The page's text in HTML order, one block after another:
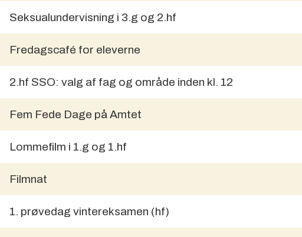
Seksualundervisning i 3.g og 2.hf
Fredagscafé for eleverne
2.hf SSO: valg af fag og område inden kl. 12
Fem Fede Dage på Amtet
Lommefilm i 1.g og 1.hf
Filmnat
1. prøvedag vintereksamen (hf)